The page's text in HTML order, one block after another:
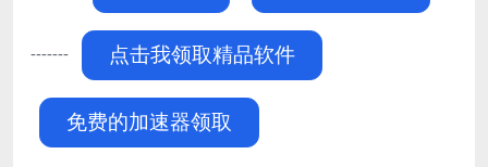
------- 点击我领取精品软件
免费的加速器领取